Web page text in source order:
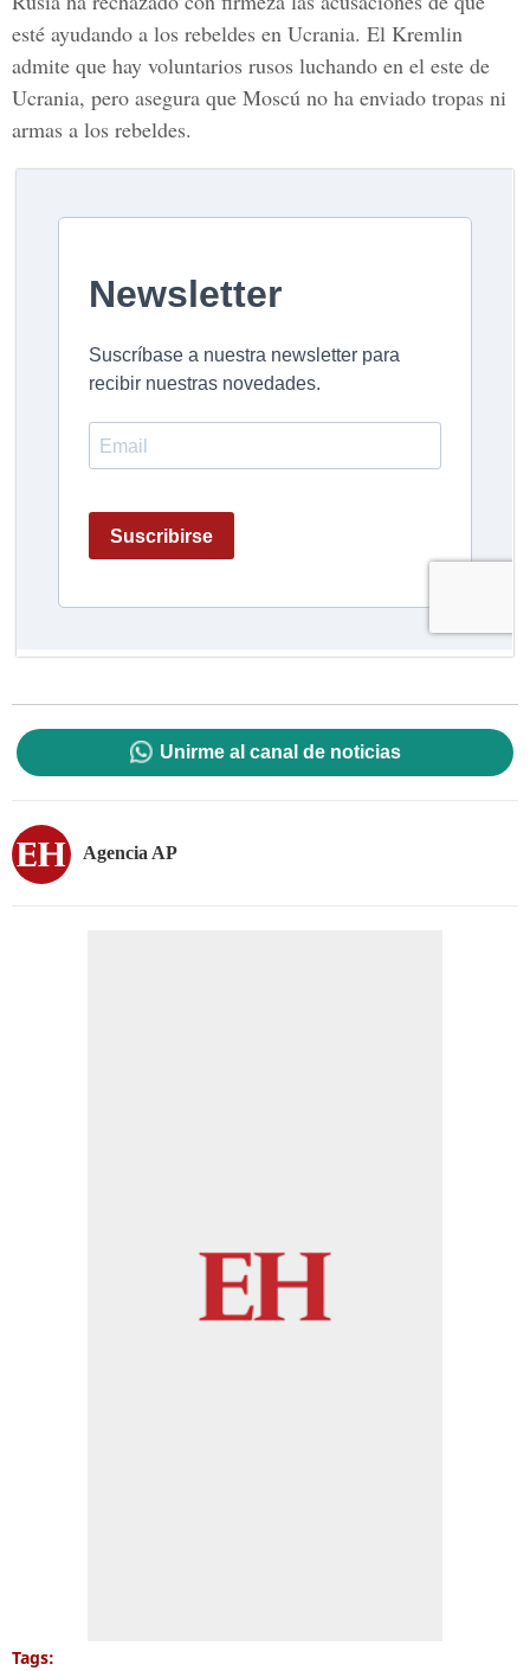
esté ayudando a los rebeldes en Ucrania. El Kremlin
admite que hay voluntarios rusos luchando en el este de
Ucrania, pero asegura que Moscú no ha enviado tropas ni
armas a los rebeldes.
Unirme al canal de noticias
Agencia AP
Tags: